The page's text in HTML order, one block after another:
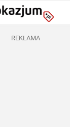
REKLAMA